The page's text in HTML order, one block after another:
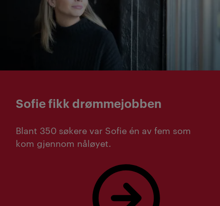
Sofie fikk drømmejobben
Blant 350 søkere var Sofie én av fem som
kom gjennom nåløyet.